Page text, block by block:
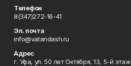
Телефон
8(347)272-16-41
Эл. почта
info@vatandash.ru
Адрес
г. Уфа, ул. 50 лет Октября, 13, 5-й этаж